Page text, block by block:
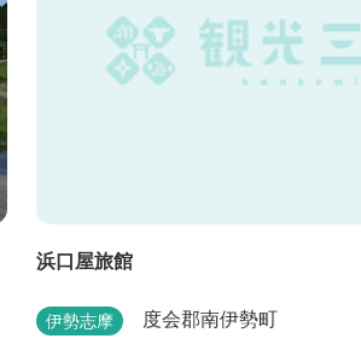
浜口屋旅館
伊勢志摩 度会郡南伊勢町